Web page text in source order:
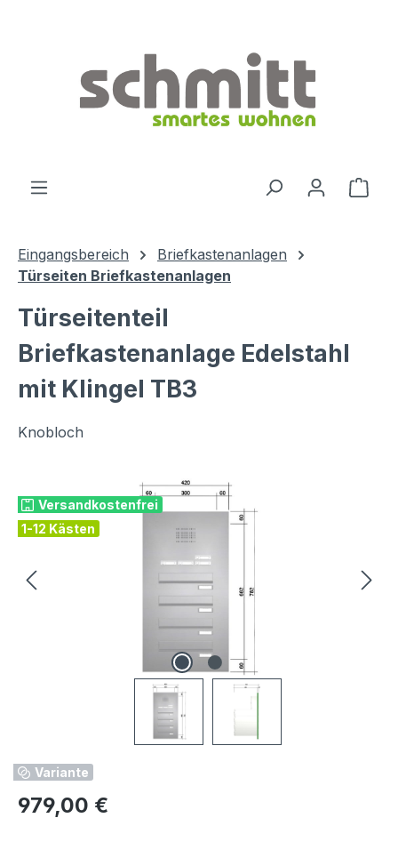
Eingangsbereich
Briefkastenanlagen
Türseiten Briefkastenanlagen
Türseitenteil
Briefkastenanlage Edelstahl
mit Klingel TB3
Knobloch
Versandkostenfrei
1-12 Kästen
Variante
Regulärer Preis:
979,00 €